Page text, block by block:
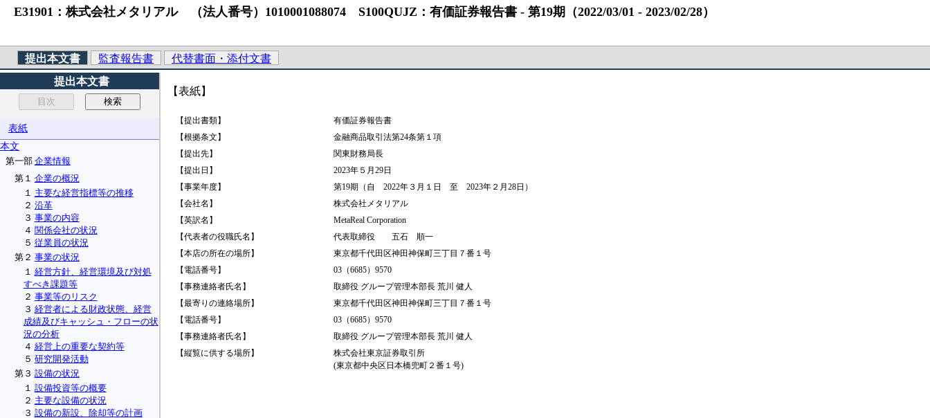
E31901：株式会社メタリアル （法人番号）1010001088074 S100QUJZ：有価証券報告書 ‐ 第19期（2022/03/01 ‐ 2023/02/28）
提出本文書 監査報告書
代替書面・添付文書
提出本文書